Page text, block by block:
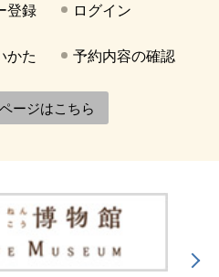
登録 ログイン
かた 予約内容の確認
ージはこちら